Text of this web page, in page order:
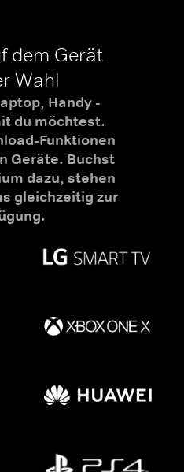
dem Gerät
Wahl
Handy -
du möchtest.
Funktionen
Geräte. Buchst
dazu, stehen
gleichzeitig zur